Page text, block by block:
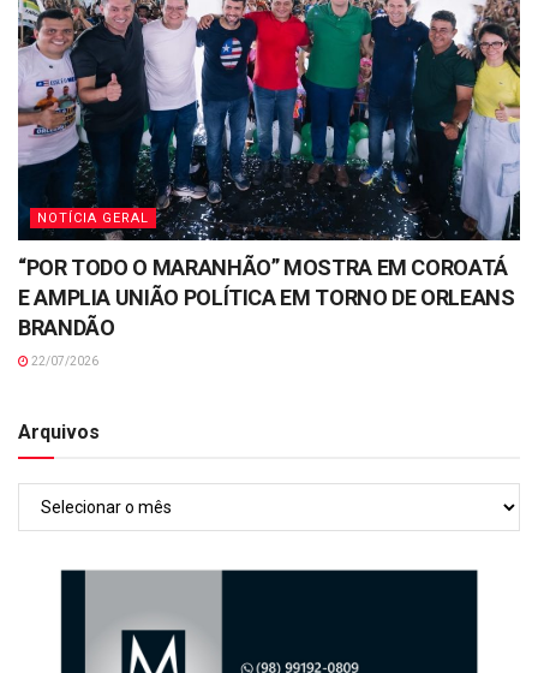
NOTÍCIA GERAL
“POR TODO O MARANHÃO” MOSTRA EM COROATÁ
E AMPLIA UNIÃO POLÍTICA EM TORNO DE ORLEANS
BRANDÃO
22/07/2026
Arquivos
Arquivos